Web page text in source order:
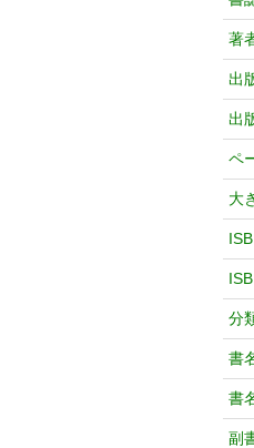
著
出
出
ペ
大
分
書
書
副